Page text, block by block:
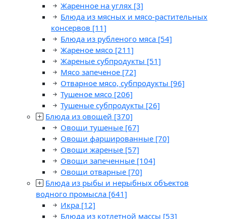
Жаренное на углях [3]
Блюда из мясных и мясо-растительных
консервов [11]
Блюда из рубленого мяса [54]
Жареное мясо [211]
Жареные субпродукты [51]
Мясо запеченое [72]
Отварное мясо, субпродукты [96]
Тушеное мясо [206]
Тушеные субпродукты [26]
Блюда из овощей [370]
Овощи тушеные [67]
Овощи фаршированные [70]
Овощи жареные [57]
Овощи запеченные [104]
Овощи отварные [70]
Блюда из рыбы и нерыбных объектов
водного промысла [641]
Икра [12]
Блюда из котлетной массы [53]